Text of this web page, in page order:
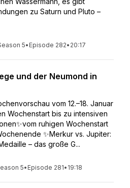
zu Saturn und Pluto –
5• Episode 282• 20:17
und der Neumond in
vom 12.–18. Januar
Wochenstart bis zu intensiven
ruhigen Wochenstart
✨Merkur vs. Jupiter:
– das große G...
5• Episode 281• 19:18